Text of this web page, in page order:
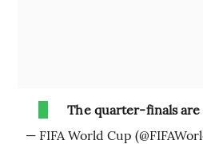
The quarter-finals are
— FIFA World Cup